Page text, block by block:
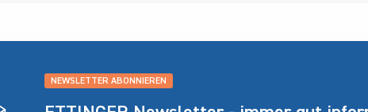
NEWSLETTER ABONNIEREN